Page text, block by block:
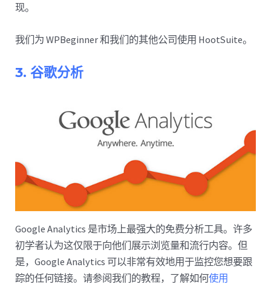
现。
我们为 WPBeginner 和我们的其他公司使用 HootSuite。
3. 谷歌分析
Google Analytics 是市场上最强大的免费分析工具。许多
初学者认为这仅限于向他们展示浏览量和流行内容。但
是，Google Analytics 可以非常有效地用于监控您想要跟
踪的任何链接。请参阅我们的教程，了解如何使用